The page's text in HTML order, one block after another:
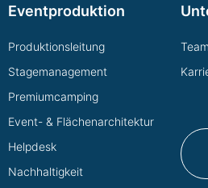
Eventproduktion
Produktionsleitung
Stagemanagement
Premiumcamping
Event- & Flächenarchitektur
Helpdesk
Nachhaltigkeit
Team